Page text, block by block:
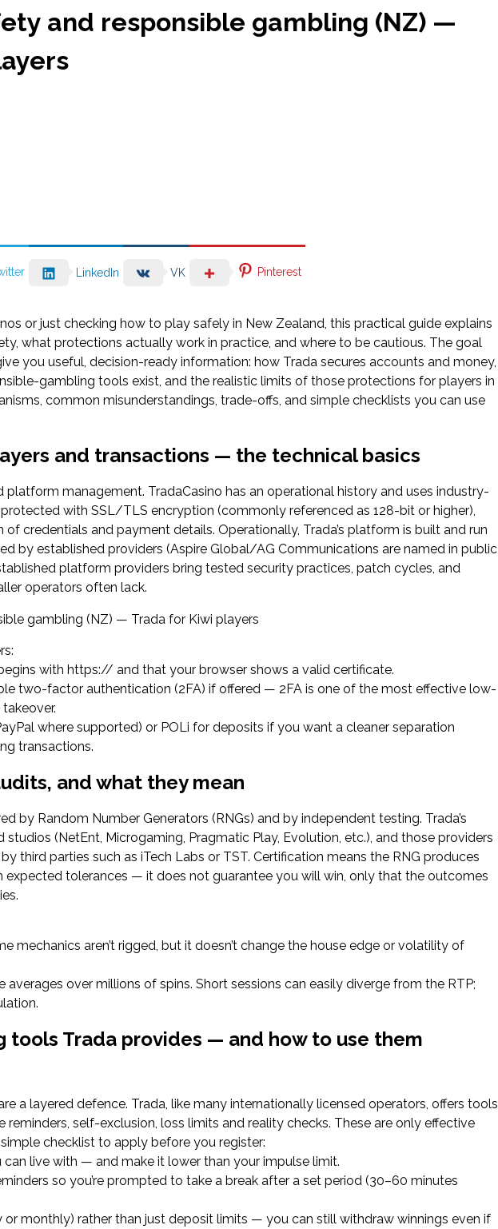
and responsible gambling (NZ) —
LinkedIn VK Pinterest
or just checking how to play safely in New Zealand, this practical guide explains
what protections actually work in practice, and where to be cautious. The goal
you useful, decision-ready information: how Trada secures accounts and money,
gambling tools exist, and the realistic limits of those protections for players in
common misunderstandings, trade-offs, and simple checklists you can use
and transactions — the technical basics
management. TradaCasino has an operational history and uses industry-
with SSL/TLS encryption (commonly referenced as 128-bit or higher),
credentials and payment details. Operationally, Trada’s platform is built and run
by established providers (Aspire Global/AG Communications are named in public
platform providers bring tested security practices, patch cycles, and
operators often lack.
with https:// and that your browser shows a valid certificate.
two-factor authentication (2FA) if offered — 2FA is one of the most effective low-
where supported) or POLi for deposits if you want a cleaner separation
transactions.
and what they mean
by Random Number Generators (RNGs) and by independent testing. Trada’s
(NetEnt, Microgaming, Pragmatic Play, Evolution, etc.), and those providers
third parties such as iTech Labs or TST. Certification means the RNG produces
tolerances — it does not guarantee you will win, only that the outcomes
mechanics aren’t rigged, but it doesn’t change the house edge or volatility of
averages over millions of spins. Short sessions can easily diverge from the RTP;
tools Trada provides — and how to use them
a layered defence. Trada, like many internationally licensed operators, offers tools
reminders, self-exclusion, loss limits and reality checks. These are only effective
checklist to apply before you register:
live with — and make it lower than your impulse limit.
so you’re prompted to take a break after a set period (30–60 minutes
or monthly) rather than just deposit limits — you can still withdraw winnings even if